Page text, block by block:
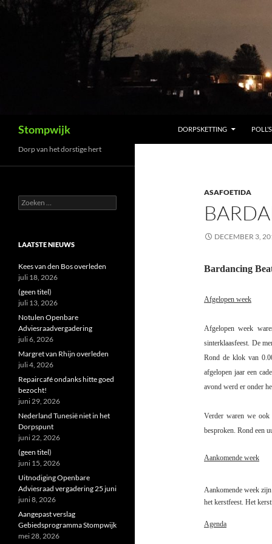
Ga
Stompwijk DORPSKETTING POLL’S
ASAFOETIDA
DECEMBER 3,
Bardancing
Afgelopen week
Afgelopen week
sinterklaasfeest. De
Rond de klok van
afgelopen jaar een
avond werd er onder
Verder waren we ook
besproken. Rond een
Aankomende week
Aankomende week
het kerstfeest. Het
Agenda
Dorp van het dorstige hert
Zoeken
naar:
LAATSTE NIEUWS
Kees van den Bos overleden
juli 18, 2026
(geen titel)
juli 13, 2026
Notulen Openbare
Adviesraadvergadering
juli 6, 2026
Margret van Rhijn overleden
juli 4, 2026
Repaircafé ondanks hitte goed
bezocht!
juni 29, 2026
Nederland Tunesië niet in het
Dorpspunt
juni 22, 2026
(geen titel)
juni 15, 2026
Uitnodiging Openbare
Adviesraad vergadering 25 juni
juni 8, 2026
Aangepast verslag
Gebiedsprogramma Stompwijk
mei 28, 2026